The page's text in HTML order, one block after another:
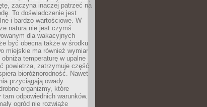
zaczyna inaczej patrzeć na
To doświadczenie jest
i bardzo wartościowe. W
natura nie jest czymś
dla wakacyjnych
być obecna także w środku
miejskie ma również wymiar
temperaturę w upalne
powietrza, zatrzymuje część
bioróżnorodność. Nawet
przyciągają owady
organizmy, które
tam odpowiednich warunków.
ogród nie rozwiąże